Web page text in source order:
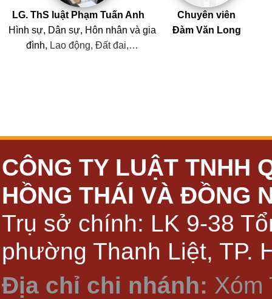
LG. ThS luật Phạm Tuấn Anh
Hình sự, Dân sự, Hôn nhân và gia
đình, Lao động, Đất đai,…
Chuyên viên
Đàm Văn Long
CÔNG TY LUẬT TNHH
HỒNG THÁI VÀ ĐỒNG
Trụ sở chính: LK 9-38
phường Thanh Liệt, TP.
Địa chỉ chi nhánh: Xóm